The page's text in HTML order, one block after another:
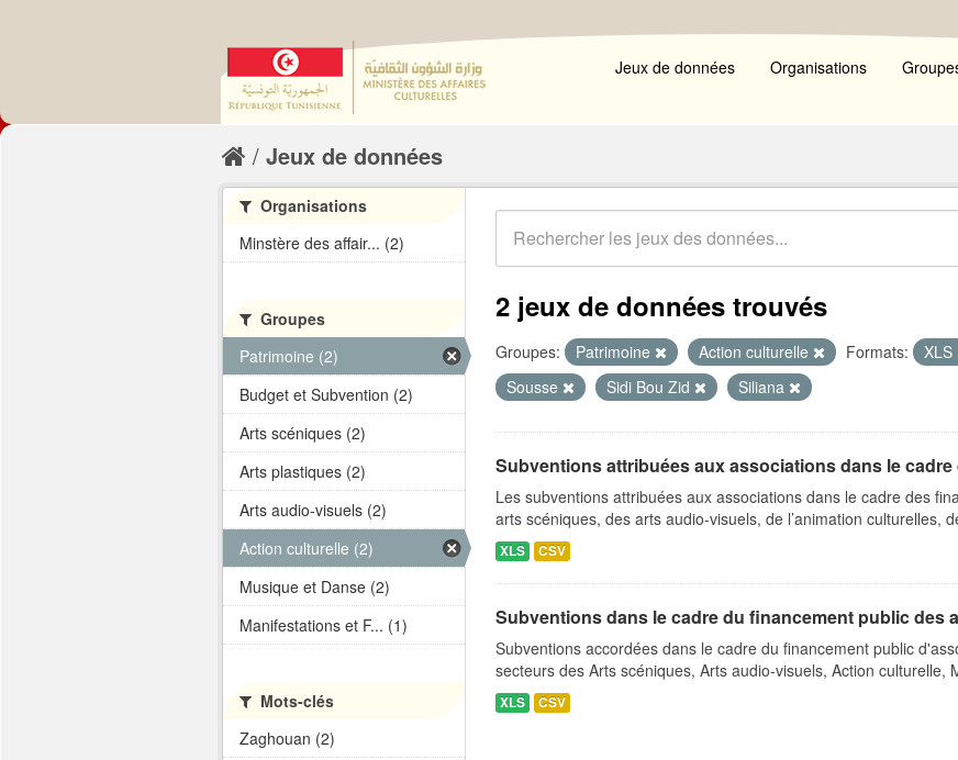
Jeux de données Organisations
Jeux de données
2 jeux de données trouvés
Groupes: Patrimoine Action culturelle Formats: XLS
Sousse
Sidi Bou Zid Siliana
Subventions attribuées aux associations dans le
Les subventions attribuées aux associations dans le cadre des
arts scéniques, des arts audio-visuels, de l’animation culturelles,
XLS CSV
Subventions dans le cadre du financement public des
Subventions accordées dans le cadre du financement public
secteurs des Arts scéniques, Arts audio-visuels, Action culturelle,
XLS CSV
Organisations
Minstère des affair... (2)
Groupes
Patrimoine (2)
Budget et Subvention (2)
Arts scéniques (2)
Arts plastiques (2)
Arts audio-visuels (2)
Action culturelle (2)
Musique et Danse (2)
Manifestations et F... (1)
Mots-clés
Zaghouan (2)